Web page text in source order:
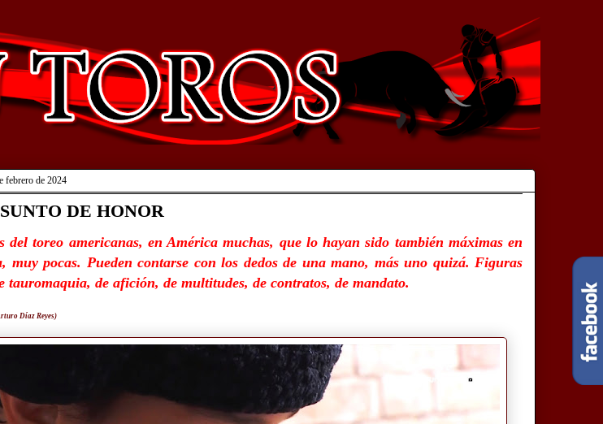
febrero de 2024
DE HONOR
del toreo americanas, en América muchas, que lo hayan sido también máximas en
muy pocas. Pueden contarse con los dedos de una mano, más uno quizá. Figuras
tauromaquia, de afición, de multitudes, de contratos, de mandato.
Díaz Reyes)